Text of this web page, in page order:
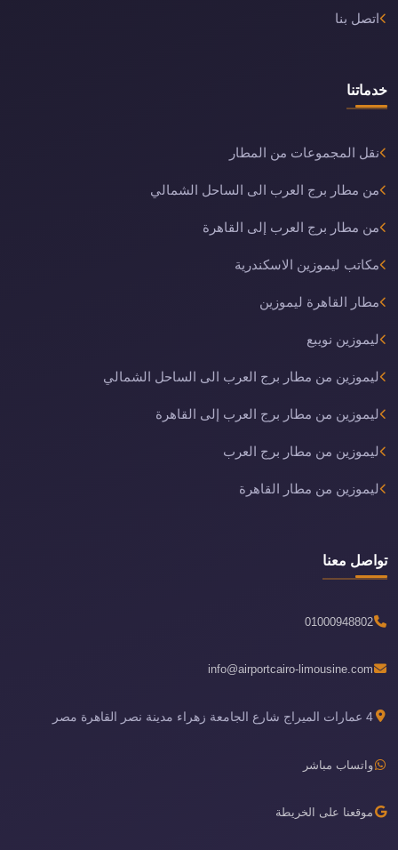
اتصل بنا
خدماتنا
نقل المجموعات من المطار
من مطار برج العرب الى الساحل الشمالي
من مطار برج العرب إلى القاهرة
مكاتب ليموزين الاسكندرية
مطار القاهرة ليموزين
ليموزين نويبع
ليموزين من مطار برج العرب الى الساحل الشمالي
ليموزين من مطار برج العرب إلى القاهرة
ليموزين من مطار برج العرب
ليموزين من مطار القاهرة
تواصل معنا
01000948802
info@airportcairo-limousine.com
4 عمارات الميراج شارع الجامعة زهراء مدينة نصر القاهرة مصر
واتساب مباشر
موقعنا على الخريطة